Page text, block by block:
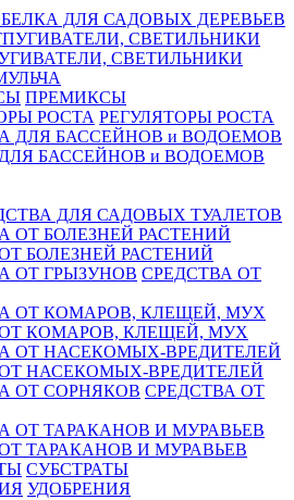
ДЛЯ САДОВЫХ ДЕРЕВЬЕВ
СВЕТИЛЬНИКИ
ПРЕМИКСЫ
РЕГУЛЯТОРЫ РОСТА
БАССЕЙНОВ и ВОДОЕМОВ
ДЛЯ САДОВЫХ ТУАЛЕТОВ
БОЛЕЗНЕЙ РАСТЕНИЙ
СРЕДСТВА ОТ
КОМАРОВ, КЛЕЩЕЙ, МУХ
НАСЕКОМЫХ-ВРЕДИТЕЛЕЙ
СРЕДСТВА ОТ
ТАРАКАНОВ И МУРАВЬЕВ
СУБСТРАТЫ
УДОБРЕНИЯ